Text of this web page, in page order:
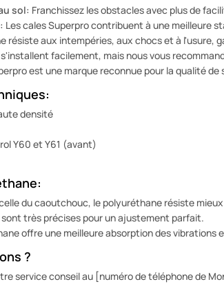
sol: Franchissez les obstacles avec plus de
Les cales Superpro contribuent à une meilleure
résiste aux intempéries, aux chocs et à l'usure,
facilement, mais nous vous
est une marque reconnue pour la qualité
densité
Y60 et Y61 (avant)
du caoutchouc, le polyuréthane résiste
sont très précises pour un ajustement parfait.
offre une meilleure absorption des vibrations
?
service conseil au [numéro de téléphone de